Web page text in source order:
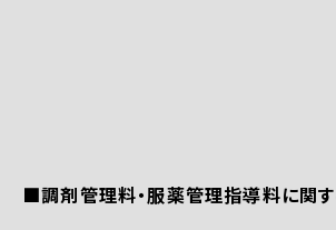
■調剤管理料・服薬管理指導料に関